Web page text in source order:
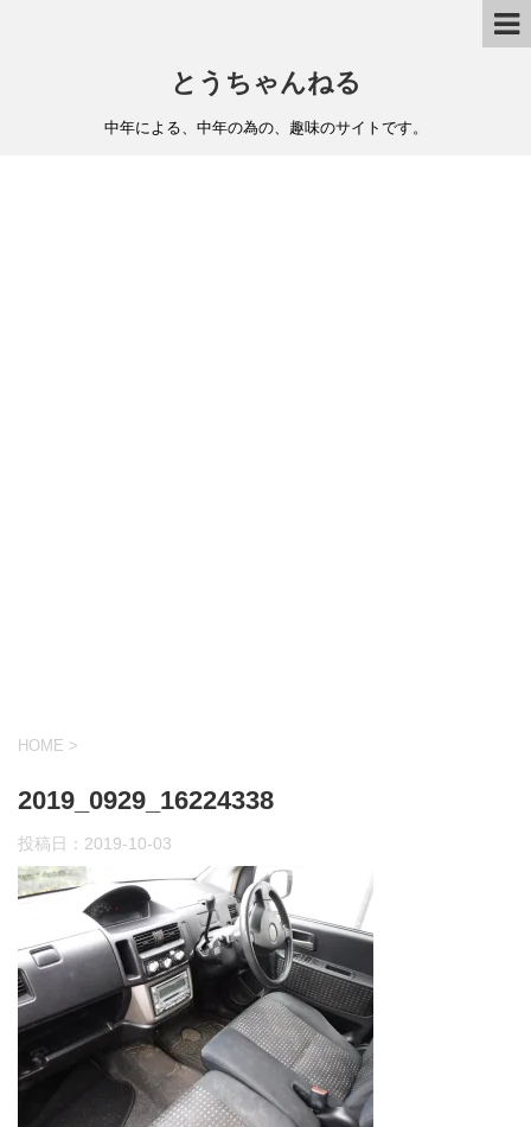
とうちゃんねる
中年による、中年の為の、趣味のサイトです。
HOME >
2019_0929_16224338
投稿日： 2019-10-03